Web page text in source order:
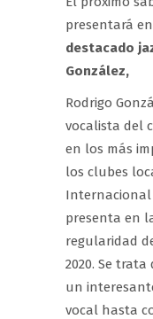
presentará
destacado
González,
Rodrigo
vocalista del
en los más
los clubes
Internacional
presenta en
regularidad
2020. Se
un
vocal hasta